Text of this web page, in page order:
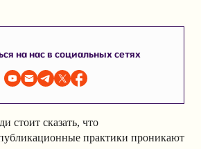
на нас в социальных сетях
стоит сказать, что
практики проникают